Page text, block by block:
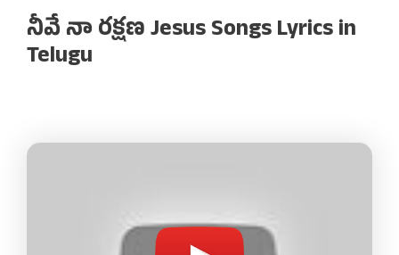
నీవే నా రక్షణ Jesus Songs Lyrics in
Telugu